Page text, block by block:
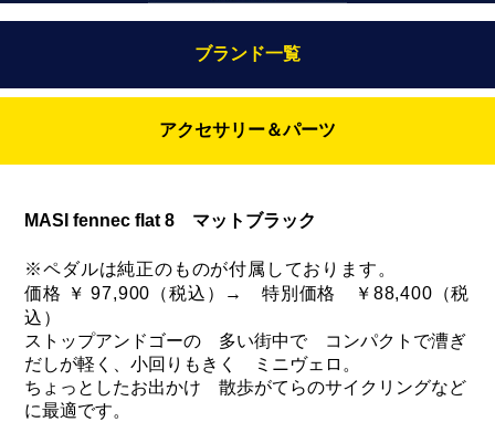
ブランド一覧
Bianchi（ビアンキ）
BRUNO(ブルーノ)
FLAMEbike限定車
FUJI（フジ）
GIOS（ジオス）
KUWAHARA（クワハラ）
アクセサリー＆パーツ
BROOKS（ブルックス）
option & parts
カスタム ペイント
マルイのかわいいキャップ
MASI fennec flat 8 マットブラック
※ペダルは純正のものが付属しております。
価格 ￥ 97,900（税込）→ 特別価格 ￥88,400（税
込）
ストップアンドゴーの 多い街中で コンパクトで漕ぎ
だしが軽く、小回りもきく ミニヴェロ。
ちょっとしたお出かけ 散歩がてらのサイクリングなど
に最適です。